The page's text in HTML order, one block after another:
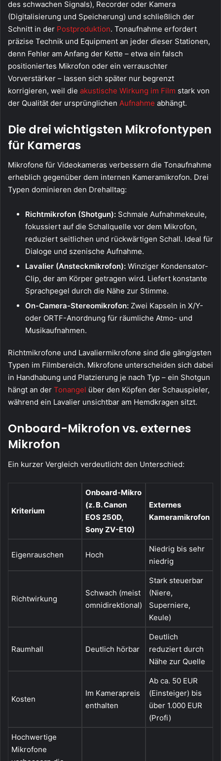
des schwachen Signals), Recorder oder Kamera
(Digitalisierung und Speicherung) und schließlich der
Schnitt in der Postproduktion. Tonaufnahme erfordert
präzise Technik und Equipment an jeder dieser Stationen,
denn Fehler am Anfang der Kette – etwa ein falsch
positioniertes Mikrofon oder ein verrauschter
Vorverstärker – lassen sich später nur begrenzt
korrigieren, weil die akustische Wirkung im Film stark von
der Qualität der ursprünglichen Aufnahme abhängt.
Die drei wichtigsten Mikrofontypen
für Kameras
Mikrofone für Videokameras verbessern die Tonaufnahme
erheblich gegenüber dem internen Kameramikrofon. Drei
Typen dominieren den Drehalltag:
Richtmikrofon (Shotgun): Schmale Aufnahmekeule,
fokussiert auf die Schallquelle vor dem Mikrofon,
reduziert seitlichen und rückwärtigen Schall. Ideal für
Dialoge und szenische Aufnahme.
Lavalier (Ansteckmikrofon): Winziger Kondensator-
Clip, der am Körper getragen wird. Liefert konstante
Sprachpegel durch die Nähe zur Stimme.
On-Camera-Stereomikrofon: Zwei Kapseln in X/Y-
oder ORTF-Anordnung für räumliche Atmo- und
Musikaufnahmen.
Richtmikrofone und Lavaliermikrofone sind die gängigsten
Typen im Filmbereich. Mikrofone unterscheiden sich dabei
in Handhabung und Platzierung je nach Typ – ein Shotgun
hängt an der Tonangel über den Köpfen der Schauspieler,
während ein Lavalier unsichtbar am Hemdkragen sitzt.
Onboard-Mikrofon vs. externes
Mikrofon
Ein kurzer Vergleich verdeutlicht den Unterschied:
Kriterium
Onboard-Mikro
(z. B. Canon
EOS 250D,
Sony ZV-E10)
Externes
Kameramikrofon
Eigenrauschen Hoch
Niedrig bis sehr
niedrig
Richtwirkung
Schwach (meist
omnidirektional)
Stark steuerbar
(Niere,
Superniere,
Keule)
Raumhall Deutlich hörbar
Deutlich
reduziert durch
Nähe zur Quelle
Kosten
Im Kamerapreis
enthalten
Ab ca. 50 EUR
(Einsteiger) bis
über 1.000 EUR
(Profi)
Hochwertige
Mikrofone